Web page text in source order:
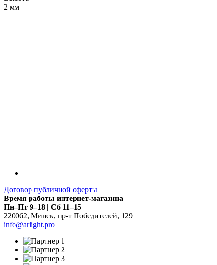
2 мм
Договор публичной оферты
Время работы интернет-магазина
Пн–Пт 9–18 | Сб 11–15
220062, Минск, пр-т Победителей, 129
info@arlight.pro